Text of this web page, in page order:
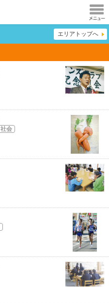
メニュ
ー
エリアトップへ
社会